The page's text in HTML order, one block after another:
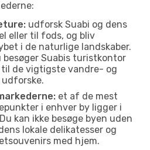
udforsk Suabi og dens
eller til fods, og bliv
i de naturlige landskaber.
besøger Suabis turistkontor
de vigtigste vandre- og
et af de mest
i enhver by ligger i
kan ikke besøge byen uden
lokale delikatesser og
med hjem.